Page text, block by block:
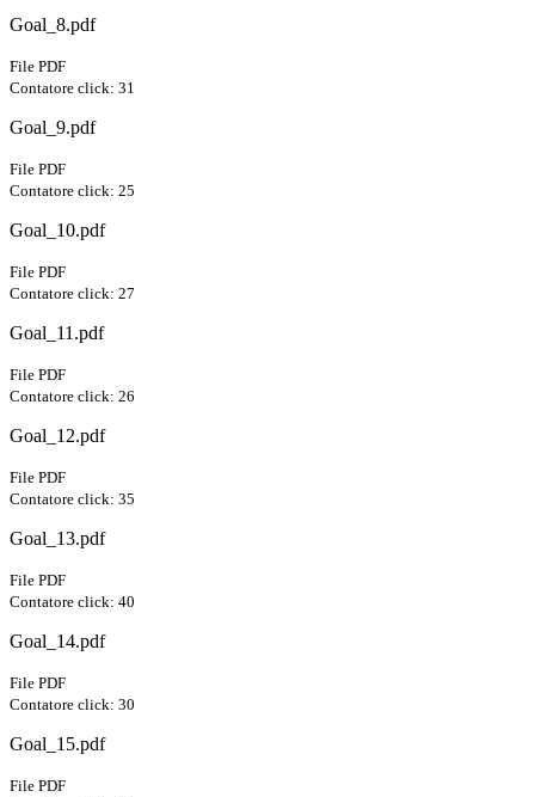
Goal_8.pdf
File PDF
Contatore click: 31
Goal_9.pdf
File PDF
Contatore click: 25
Goal_10.pdf
File PDF
Contatore click: 27
Goal_11.pdf
File PDF
Contatore click: 26
Goal_12.pdf
File PDF
Contatore click: 35
Goal_13.pdf
File PDF
Contatore click: 40
Goal_14.pdf
File PDF
Contatore click: 30
Goal_15.pdf
File PDF